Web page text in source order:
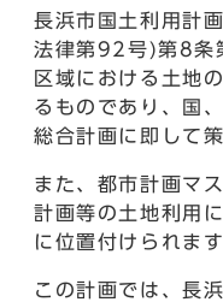
長浜市国土利用計
法律第92号)第8条
区域における土地
るものであり、国
総合計画に即して
また、都市計画マ
計画等の土地利用
に位置付けられます
この計画では、長